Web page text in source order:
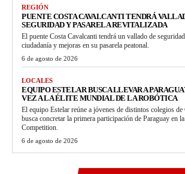
REGIÓN
PUENTE COSTA CAVALCANTI TENDRÁ
SEGURIDAD Y PASARELA REVITALIZADA
El puente Costa Cavalcanti tendrá un vallado de
ciudadanía y mejoras en su pasarela peatonal.
6 de agosto de 2026
LOCALES
EQUIPO ESTELAR BUSCA LLEVAR A
VEZ A LA ÉLITE MUNDIAL DE LA ROBÓTICA
El equipo Estelar reúne a jóvenes de distintos colegios
busca concretar la primera participación de Paraguay en
Competition.
6 de agosto de 2026